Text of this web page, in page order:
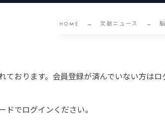
HOME 文献ニュース
ております。会員登録が済んでいない方は
でログインください。